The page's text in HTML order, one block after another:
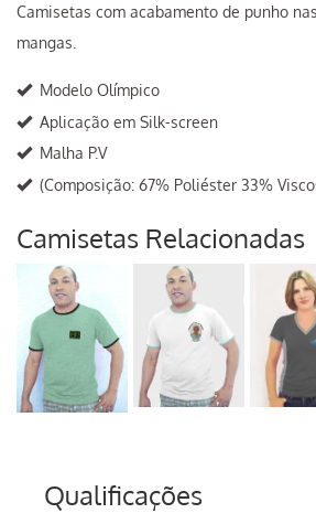
Camisetas com acabamento de punho
mangas.
Modelo Olímpico
Aplicação em Silk-screen
Malha P.V
(Composição: 67% Poliéster 33%
Camisetas Relacionadas
Qualificações